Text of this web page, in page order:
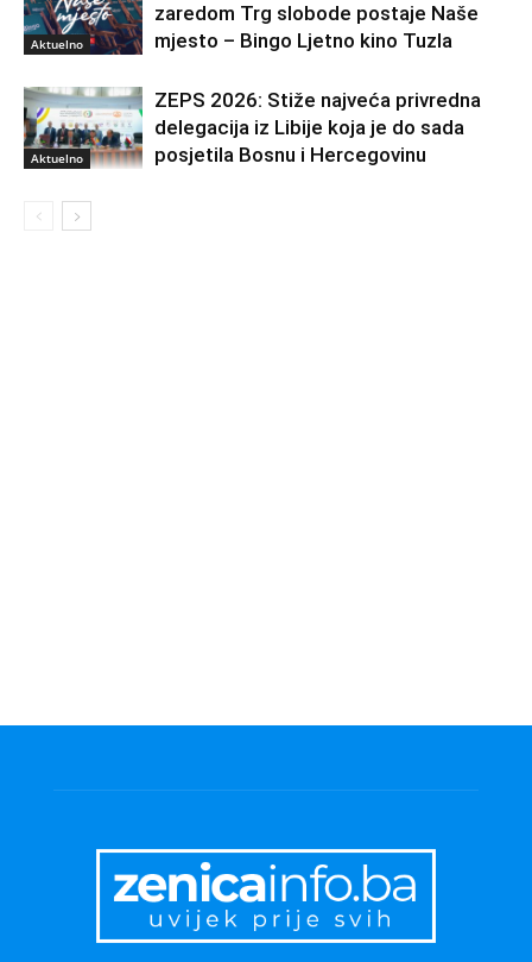
Aktuelno
zaredom Trg slobode postaje Naše
mjesto – Bingo Ljetno kino Tuzla
Aktuelno
ZEPS 2026: Stiže najveća privredna
delegacija iz Libije koja je do sada
posjetila Bosnu i Hercegovinu